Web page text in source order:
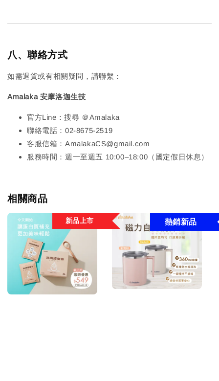
八、聯絡方式
如需退貨或有相關疑問，請聯繫：
Amalaka 安摩洛迦生技
官方Line：搜尋 ＠Amalaka
聯絡電話：02-8675-2519
客服信箱：AmalakaCS@gmail.com
服務時間：週一至週五 10:00–18:00（國定假日休息）
相關商品
新品上市 熱銷新品